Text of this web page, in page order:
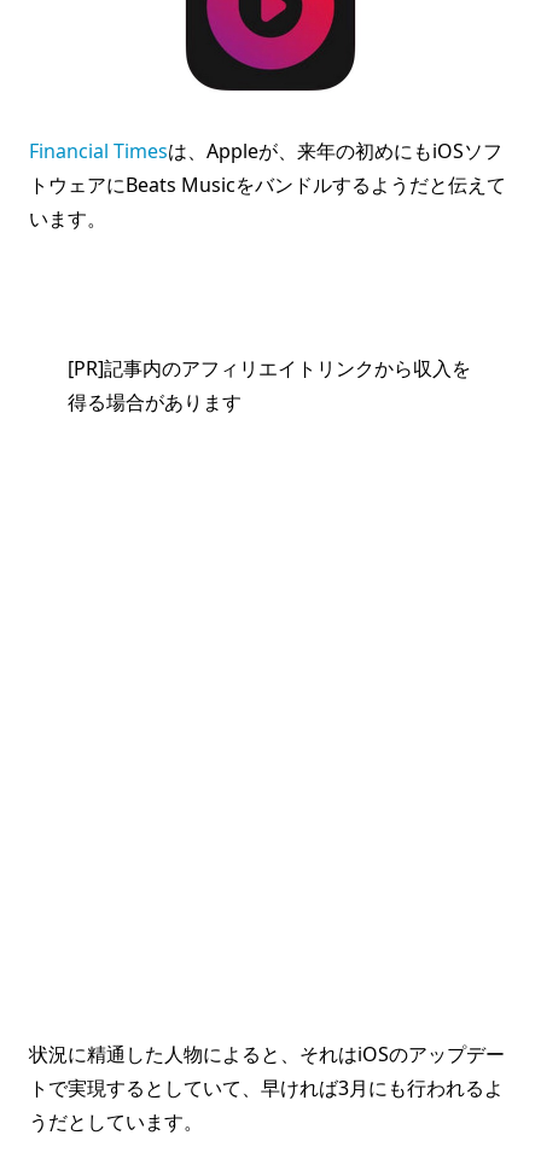
Financial Timesは、Appleが、来年の初めにもiOSソフ
トウェアにBeats Musicをバンドルするようだと伝えて
います。
[PR]記事内のアフィリエイトリンクから収入を
得る場合があります
状況に精通した人物によると、それはiOSのアップデー
トで実現するとしていて、早ければ3月にも行われるよ
うだとしています。